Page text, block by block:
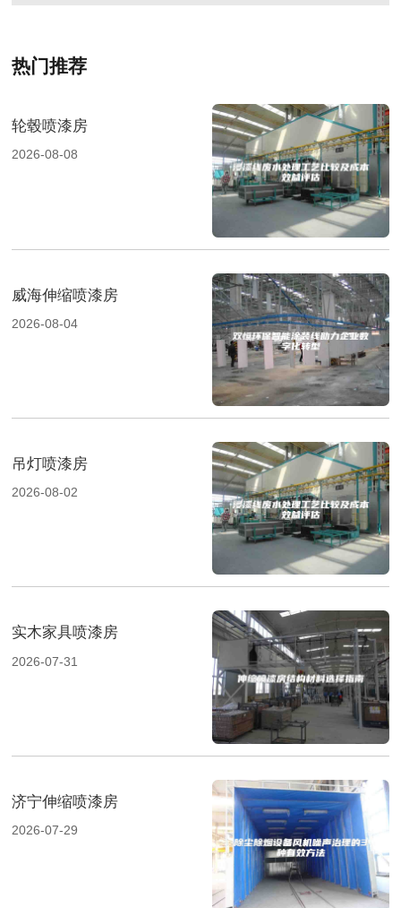
热门推荐
轮毂喷漆房
2026-08-08
威海伸缩喷漆房
2026-08-04
吊灯喷漆房
2026-08-02
实木家具喷漆房
2026-07-31
济宁伸缩喷漆房
2026-07-29